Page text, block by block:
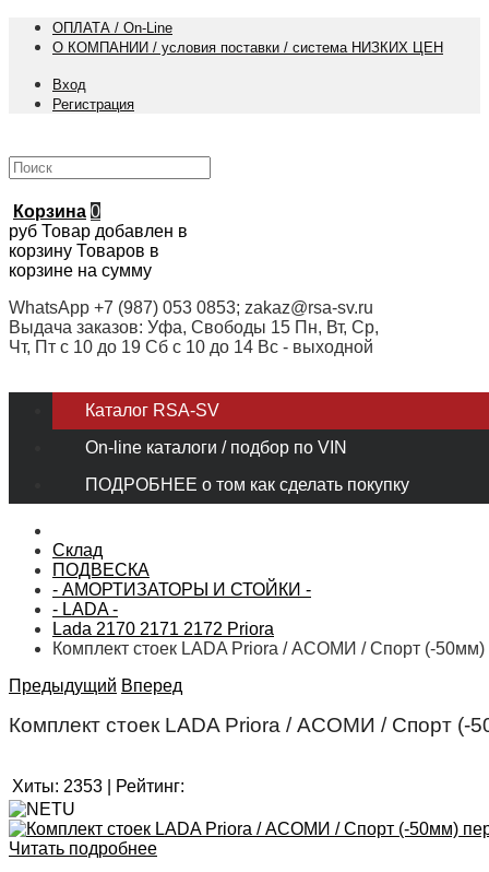
ОПЛАТА / On-Line
О КОМПАНИИ / условия поставки / система НИЗКИХ ЦЕН
Вход
Регистрация
Корзина 0
руб Товар добавлен в
корзину Товаров в
корзине на сумму
WhatsApp +7 (987) 053 0853; zakaz@rsa-sv.ru
Выдача заказов: Уфа, Свободы 15 Пн, Вт, Ср,
Чт, Пт с 10 до 19 Сб с 10 до 14 Вс - выходной
Каталог RSA-SV
On-line каталоги / подбор по VIN
ПОДРОБНЕЕ о том как сделать покупку
Склад
ПОДВЕСКА
- АМОРТИЗАТОРЫ И СТОЙКИ -
- LADA -
Lada 2170 2171 2172 Priora
Комплект стоек LADA Priora / АСОМИ / Спорт (-
Предыдущий Вперед
Комплект стоек LADA Priora / АСОМИ / Спорт
Хиты: 2353 Рейтинг:
Читать подробнее